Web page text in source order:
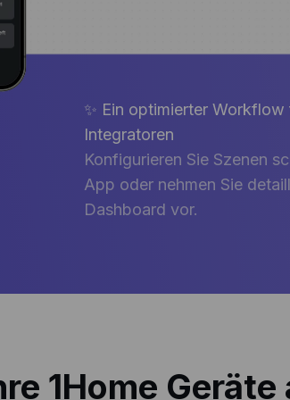
✨ Ein optimierter
Integratoren
Konfigurieren Sie Szenen
App oder nehmen Sie
Dashboard vor.
1Home